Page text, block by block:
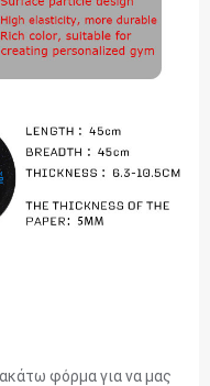
φόρμα για να μας